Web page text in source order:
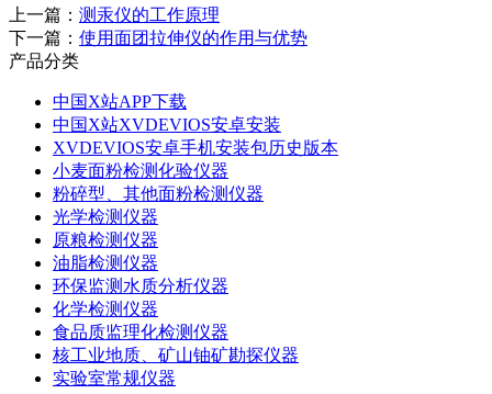
上一篇： 测汞仪的工作原理
下一篇： 使用面团拉伸仪的作用与优势
产品分类
中国X站APP下载
中国X站XVDEVIOS安卓安装
XVDEVIOS安卓手机安装包历史版本
小麦面粉检测化验仪器
粉碎型、其他面粉检测仪器
光学检测仪器
原粮检测仪器
油脂检测仪器
环保监测水质分析仪器
化学检测仪器
食品质监理化检测仪器
核工业地质、矿山铀矿勘探仪器
实验室常规仪器